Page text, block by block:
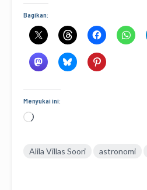
Bagikan:
Menyukai ini:
Memuat...
Alila Villas Soori astronomi